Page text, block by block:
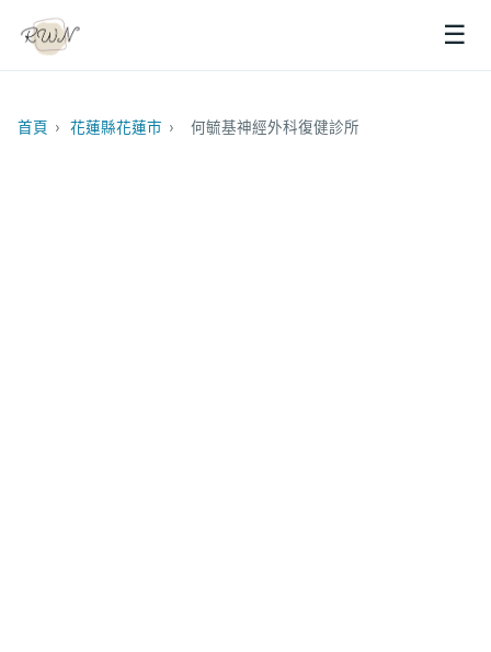
☰
首頁 › 花蓮縣花蓮市 › 何毓基神經外科復健診所